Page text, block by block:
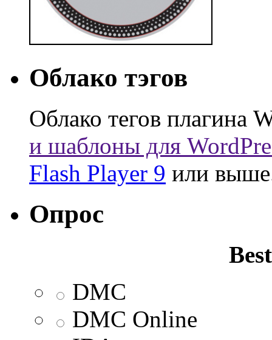
Облако тэгов
Облако тегов плагина
и шаблоны для
Flash Player 9 или
Опрос
DMC
DMC Online